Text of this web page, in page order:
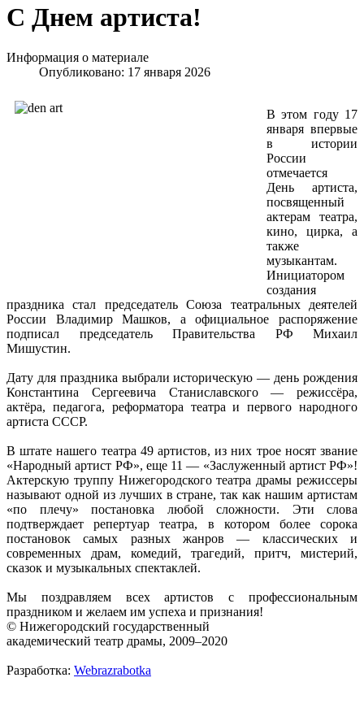
С Днем артиста!
Информация о материале
Опубликовано: 17 января 2026
В этом году 17
января впервые
в истории
России
отмечается
День артиста,
посвященный
актерам театра,
кино, цирка, а
также
музыкантам.
Инициатором
создания
праздника стал председатель Союза театральных деятелей
России Владимир Машков, а официальное распоряжение
подписал председатель Правительства РФ Михаил
Мишустин.
Дату для праздника выбрали историческую — день рождения
Константина Сергеевича Станиславского — режиссёра,
актёра, педагога, реформатора театра и первого народного
артиста СССР.
В штате нашего театра 49 артистов, из них трое носят звание
«Народный артист РФ», еще 11 — «Заслуженный артист РФ»!
Актерскую труппу Нижегородского театра драмы режиссеры
называют одной из лучших в стране, так как нашим артистам
«по плечу» постановка любой сложности. Эти слова
подтверждает репертуар театра, в котором более сорока
постановок самых разных жанров — классических и
современных драм, комедий, трагедий, притч, мистерий,
сказок и музыкальных спектаклей.
Мы поздравляем всех артистов с профессиональным
праздником и желаем им успеха и признания!
© Нижегородский государственный
академический театр драмы, 2009–2020
Разработка: Webrazrabotka